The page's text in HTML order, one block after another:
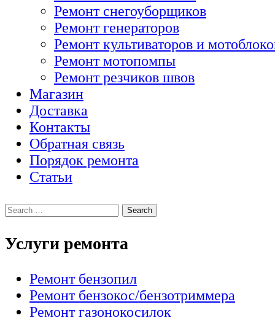
Ремонт снегоуборщиков
Ремонт генераторов
Ремонт культиваторов и
Ремонт мотопомпы
Ремонт резчиков швов
Магазин
Доставка
Контакты
Обратная связь
Порядок ремонта
Статьи
Услуги ремонта
Ремонт бензопил
Ремонт бензокос/бензотриммера
Ремонт газонокосилок